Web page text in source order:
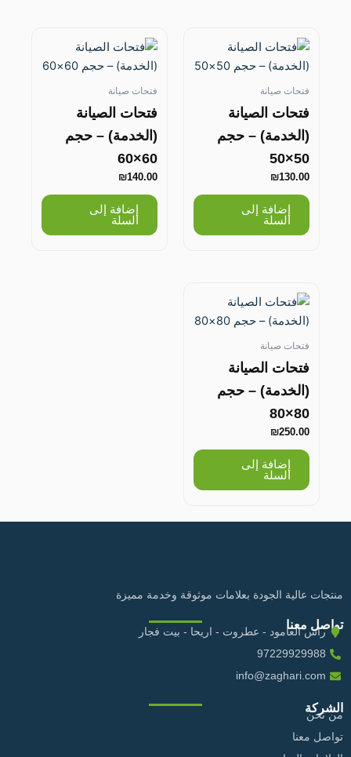
فتحات صيانة
فتحات الصيانة
(الخدمة) – حجم
50×50
₪130.00
إضافة إلى
السلة
فتحات صيانة
فتحات الصيانة
(الخدمة) – حجم
60×60
₪140.00
إضافة إلى
السلة
فتحات صيانة
فتحات الصيانة
(الخدمة) – حجم
80×80
₪250.00
إضافة إلى
السلة
منتجات عالية الجودة بعلامات موثوقة وخدمة مميزة
تواصل معنا
راس العامود - عطروت - اريحا - بيت فجار
97229929988
info@zaghari.com
الشركة
من نحن
تواصل معنا